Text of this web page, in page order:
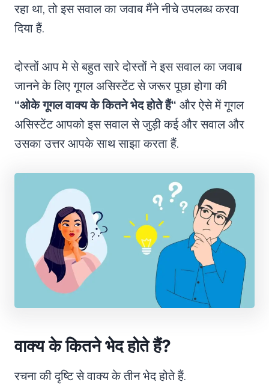
रहा था, तो इस सवाल का जवाब मैंने नीचे उपलब्ध करवा
दिया हैं.
दोस्तों आप मे से बहुत सारे दोस्तों ने इस सवाल का जवाब
जानने के लिए गूगल असिस्टेंट से जरूर पूछा होगा की
“ओके गूगलवाक्य के कितने भेद होते हैं“ और ऐसे में गूगल
असिस्टेंट आपको इस सवाल से जुड़ी कई और सवाल और
उसका उत्तर आपके साथ साझा करता हैं.
वाक्य के कितने भेद होते हैं?
रचना की दृष्टि से वाक्य के तीन भेद होते हैं.